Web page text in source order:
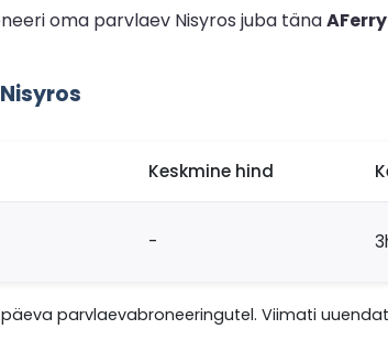
oma parvlaev Nisyros juba täna
Keskmine hind
-
parvlaevabroneeringutel. Viimati